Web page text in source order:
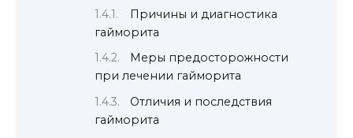
Причины и диагностика
гайморита
Меры предосторожности
при лечении гайморита
Отличия и последствия
гайморита